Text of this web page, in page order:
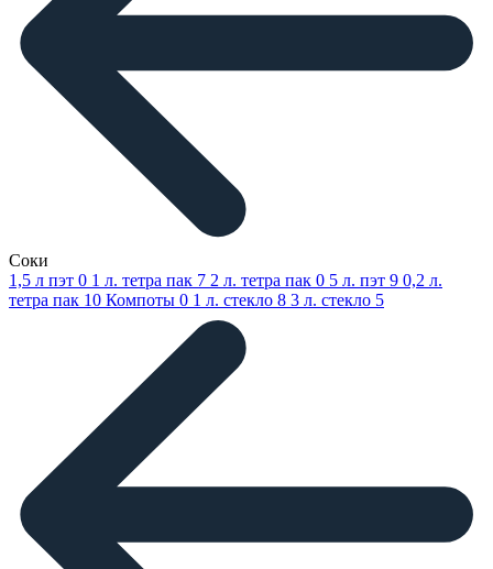
Соки
1,5 л пэт 0 1 л. тетра пак 7 2 л. тетра пак 0 5 л. пэт 9 0,2 л.
тетра пак 10 Компоты 0 1 л. стекло 8 3 л. стекло 5